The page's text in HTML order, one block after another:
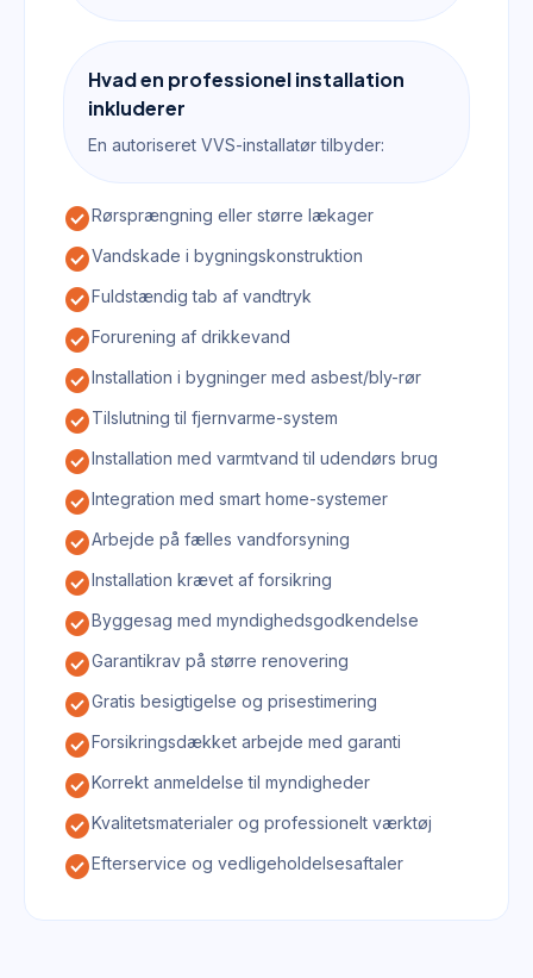
Hvad en professionel installation
inkluderer
En autoriseret VVS-installatør tilbyder:
check_circleRørsprængning eller større lækager
check_circleVandskade i bygningskonstruktion
check_circleFuldstændig tab af vandtryk
check_circleForurening af drikkevand
check_circleInstallation i bygninger med asbest/bly-rør
check_circleTilslutning til fjernvarme-system
check_circleInstallation med varmtvand til udendørs brug
check_circleIntegration med smart home-systemer
check_circleArbejde på fælles vandforsyning
check_circleInstallation krævet af forsikring
check_circleByggesag med myndighedsgodkendelse
check_circleGarantikrav på større renovering
check_circleGratis besigtigelse og prisestimering
check_circleForsikringsdækket arbejde med garanti
check_circleKorrekt anmeldelse til myndigheder
check_circleKvalitetsmaterialer og professionelt værktøj
check_circleEfterservice og vedligeholdelsesaftaler